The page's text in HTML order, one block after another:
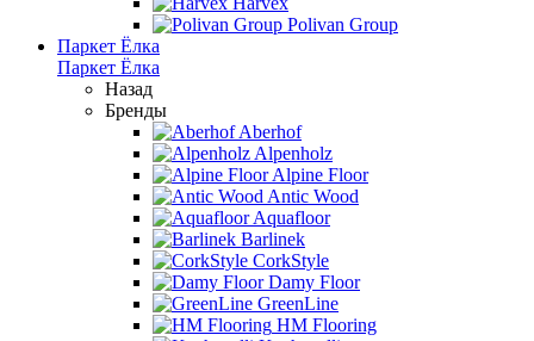
Polivan Group
Паркет Ёлка
Паркет Ёлка
Назад
Бренды
Aberhof
Alpenholz
Alpine Floor
Antic Wood
Aquafloor
Barlinek
CorkStyle
Damy Floor
GreenLine
HM Flooring